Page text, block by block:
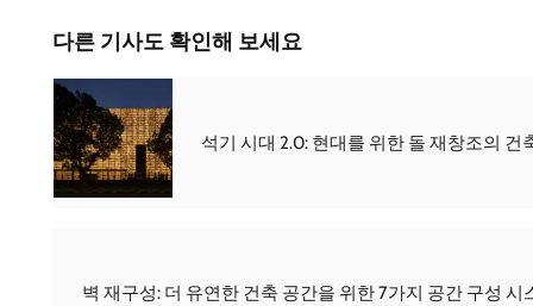
다른 기사도 확인해 보세요
석기 시대 2.0: 현대를 위한 돌 재창조의 건
벽 재구성: 더 유연한 건축 공간을 위한 7가지 공간 구성 시